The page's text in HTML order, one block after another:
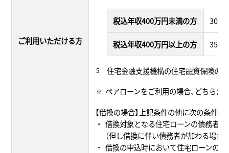
ご利用いただける方
税込年収400万円未満の方 30％
税込年収400万円以上の方 35％
住宅金融支援機構の住宅融資保険の
ペアローンをご利用の場合、どちら
【借換の場合】上記条件の他に次の条件も
借換対象となる住宅ローンの債務者
（但し借換に伴い債務者が加わる場合
借換の申込時において住宅ローンの